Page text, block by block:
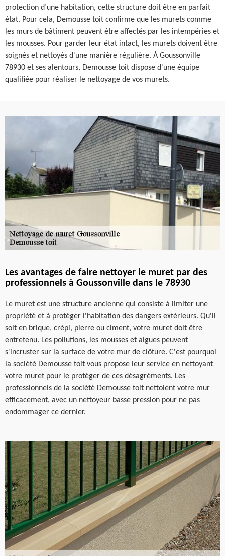
protection d’une habitation, cette structure doit être en parfait
état. Pour cela, Demousse toit confirme que les murets comme
les murs de bâtiment peuvent être affectés par les intempéries et
les mousses. Pour garder leur état intact, les murets doivent être
soignés et nettoyés d'une manière régulière. À Goussonville
78930 et ses alentours, Demousse toit dispose d'une équipe
qualifiée pour réaliser le nettoyage de vos murets.
Les avantages de faire nettoyer le muret par des
professionnels à Goussonville dans le 78930
Le muret est une structure ancienne qui consiste à limiter une
propriété et à protéger l'habitation des dangers extérieurs. Qu'il
soit en brique, crépi, pierre ou ciment, votre muret doit être
entretenu. Les pollutions, les mousses et algues peuvent
s'incruster sur la surface de votre mur de clôture. C'est pourquoi
la société Demousse toit vous propose leur service en nettoyant
votre muret pour le protéger de ces désagréments. Les
professionnels de la société Demousse toit nettoient votre mur
efficacement, avec un nettoyeur basse pression pour ne pas
endommager ce dernier.